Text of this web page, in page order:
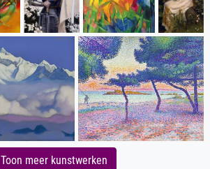
Toon meer kunstwerken